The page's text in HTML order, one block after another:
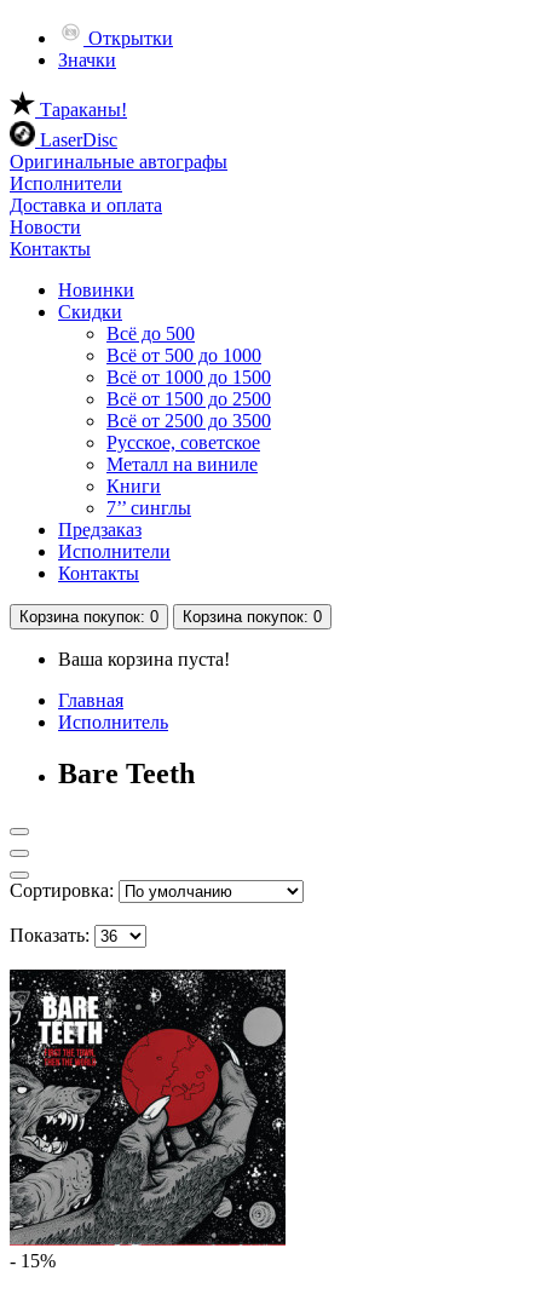
Открытки
Значки
Тараканы!
LaserDisc
Оригинальные автографы
Исполнители
Доставка и оплата
Новости
Контакты
Новинки
Скидки
Всё до 500
Всё от 500 до 1000
Всё от 1000 до 1500
Всё от 1500 до 2500
Всё от 2500 до 3500
Русское, советское
Металл на виниле
Книги
7’’ синглы
Предзаказ
Исполнители
Контакты
Корзина покупок: 0 Корзина покупок: 0
Ваша корзина пуста!
Главная
Исполнитель
Bare Teeth
Сортировка:
Показать:
- 15%